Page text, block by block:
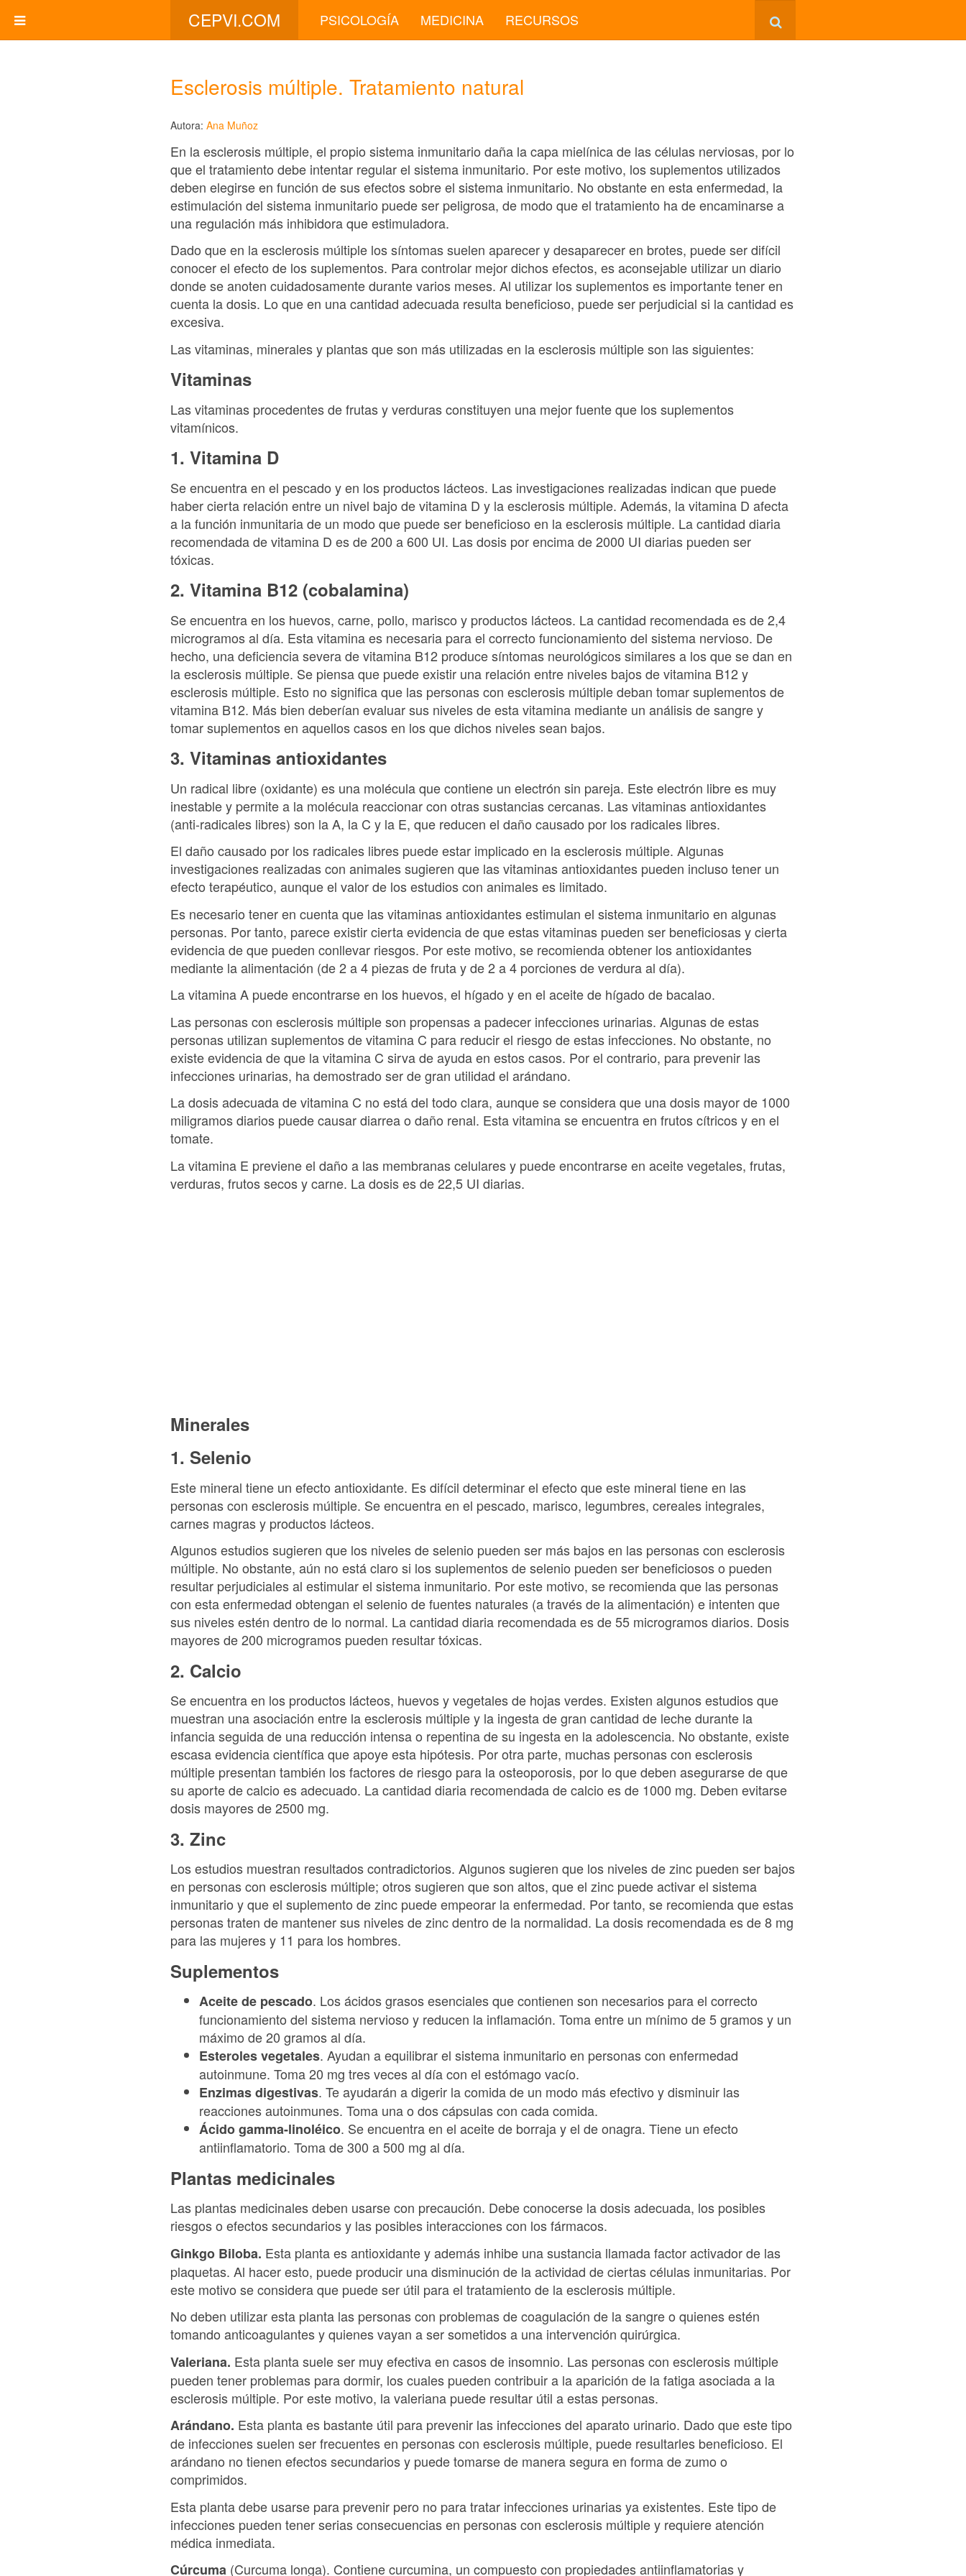
CEPVI.COM PSICOLOGÍA MEDICINA RECURSOS
Esclerosis múltiple. Tratamiento natural
Autora: Ana Muñoz
En la esclerosis múltiple, el propio sistema inmunitario daña la capa mielínica de las células nerviosas, por lo
que el tratamiento debe intentar regular el sistema inmunitario. Por este motivo, los suplementos utilizados
deben elegirse en función de sus efectos sobre el sistema inmunitario. No obstante en esta enfermedad, la
estimulación del sistema inmunitario puede ser peligrosa, de modo que el tratamiento ha de encaminarse a
una regulación más inhibidora que estimuladora.
Dado que en la esclerosis múltiple los síntomas suelen aparecer y desaparecer en brotes, puede ser difícil
conocer el efecto de los suplementos. Para controlar mejor dichos efectos, es aconsejable utilizar un diario
donde se anoten cuidadosamente durante varios meses. Al utilizar los suplementos es importante tener en
cuenta la dosis. Lo que en una cantidad adecuada resulta beneficioso, puede ser perjudicial si la cantidad es
excesiva.
Las vitaminas, minerales y plantas que son más utilizadas en la esclerosis múltiple son las siguientes:
Vitaminas
Las vitaminas procedentes de frutas y verduras constituyen una mejor fuente que los suplementos
vitamínicos.
1. Vitamina D
Se encuentra en el pescado y en los productos lácteos. Las investigaciones realizadas indican que puede
haber cierta relación entre un nivel bajo de vitamina D y la esclerosis múltiple. Además, la vitamina D afecta
a la función inmunitaria de un modo que puede ser beneficioso en la esclerosis múltiple. La cantidad diaria
recomendada de vitamina D es de 200 a 600 UI. Las dosis por encima de 2000 UI diarias pueden ser
tóxicas.
2. Vitamina B12 (cobalamina)
Se encuentra en los huevos, carne, pollo, marisco y productos lácteos. La cantidad recomendada es de 2,4
microgramos al día. Esta vitamina es necesaria para el correcto funcionamiento del sistema nervioso. De
hecho, una deficiencia severa de vitamina B12 produce síntomas neurológicos similares a los que se dan en
la esclerosis múltiple. Se piensa que puede existir una relación entre niveles bajos de vitamina B12 y
esclerosis múltiple. Esto no significa que las personas con esclerosis múltiple deban tomar suplementos de
vitamina B12. Más bien deberían evaluar sus niveles de esta vitamina mediante un análisis de sangre y
tomar suplementos en aquellos casos en los que dichos niveles sean bajos.
3. Vitaminas antioxidantes
Un radical libre (oxidante) es una molécula que contiene un electrón sin pareja. Este electrón libre es muy
inestable y permite a la molécula reaccionar con otras sustancias cercanas. Las vitaminas antioxidantes
(anti-radicales libres) son la A, la C y la E, que reducen el daño causado por los radicales libres.
El daño causado por los radicales libres puede estar implicado en la esclerosis múltiple. Algunas
investigaciones realizadas con animales sugieren que las vitaminas antioxidantes pueden incluso tener un
efecto terapéutico, aunque el valor de los estudios con animales es limitado.
Es necesario tener en cuenta que las vitaminas antioxidantes estimulan el sistema inmunitario en algunas
personas. Por tanto, parece existir cierta evidencia de que estas vitaminas pueden ser beneficiosas y cierta
evidencia de que pueden conllevar riesgos. Por este motivo, se recomienda obtener los antioxidantes
mediante la alimentación (de 2 a 4 piezas de fruta y de 2 a 4 porciones de verdura al día).
La vitamina A puede encontrarse en los huevos, el hígado y en el aceite de hígado de bacalao.
Las personas con esclerosis múltiple son propensas a padecer infecciones urinarias. Algunas de estas
personas utilizan suplementos de vitamina C para reducir el riesgo de estas infecciones. No obstante, no
existe evidencia de que la vitamina C sirva de ayuda en estos casos. Por el contrario, para prevenir las
infecciones urinarias, ha demostrado ser de gran utilidad el arándano.
La dosis adecuada de vitamina C no está del todo clara, aunque se considera que una dosis mayor de 1000
miligramos diarios puede causar diarrea o daño renal. Esta vitamina se encuentra en frutos cítricos y en el
tomate.
La vitamina E previene el daño a las membranas celulares y puede encontrarse en aceite vegetales, frutas,
verduras, frutos secos y carne. La dosis es de 22,5 UI diarias.
Minerales
1. Selenio
Este mineral tiene un efecto antioxidante. Es difícil determinar el efecto que este mineral tiene en las
personas con esclerosis múltiple. Se encuentra en el pescado, marisco, legumbres, cereales integrales,
carnes magras y productos lácteos.
Algunos estudios sugieren que los niveles de selenio pueden ser más bajos en las personas con esclerosis
múltiple. No obstante, aún no está claro si los suplementos de selenio pueden ser beneficiosos o pueden
resultar perjudiciales al estimular el sistema inmunitario. Por este motivo, se recomienda que las personas
con esta enfermedad obtengan el selenio de fuentes naturales (a través de la alimentación) e intenten que
sus niveles estén dentro de lo normal. La cantidad diaria recomendada es de 55 microgramos diarios. Dosis
mayores de 200 microgramos pueden resultar tóxicas.
2. Calcio
Se encuentra en los productos lácteos, huevos y vegetales de hojas verdes. Existen algunos estudios que
muestran una asociación entre la esclerosis múltiple y la ingesta de gran cantidad de leche durante la
infancia seguida de una reducción intensa o repentina de su ingesta en la adolescencia. No obstante, existe
escasa evidencia científica que apoye esta hipótesis. Por otra parte, muchas personas con esclerosis
múltiple presentan también los factores de riesgo para la osteoporosis, por lo que deben asegurarse de que
su aporte de calcio es adecuado. La cantidad diaria recomendada de calcio es de 1000 mg. Deben evitarse
dosis mayores de 2500 mg.
3. Zinc
Los estudios muestran resultados contradictorios. Algunos sugieren que los niveles de zinc pueden ser bajos
en personas con esclerosis múltiple; otros sugieren que son altos, que el zinc puede activar el sistema
inmunitario y que el suplemento de zinc puede empeorar la enfermedad. Por tanto, se recomienda que estas
personas traten de mantener sus niveles de zinc dentro de la normalidad. La dosis recomendada es de 8 mg
para las mujeres y 11 para los hombres.
Suplementos
Aceite de pescado. Los ácidos grasos esenciales que contienen son necesarios para el correcto
funcionamiento del sistema nervioso y reducen la inflamación. Toma entre un mínimo de 5 gramos y un
máximo de 20 gramos al día.
Esteroles vegetales. Ayudan a equilibrar el sistema inmunitario en personas con enfermedad
autoinmune. Toma 20 mg tres veces al día con el estómago vacío.
Enzimas digestivas. Te ayudarán a digerir la comida de un modo más efectivo y disminuir las
reacciones autoinmunes. Toma una o dos cápsulas con cada comida.
Ácido gamma-linoléico. Se encuentra en el aceite de borraja y el de onagra. Tiene un efecto
antiinflamatorio. Toma de 300 a 500 mg al día.
Plantas medicinales
Las plantas medicinales deben usarse con precaución. Debe conocerse la dosis adecuada, los posibles
riesgos o efectos secundarios y las posibles interacciones con los fármacos.
Ginkgo Biloba. Esta planta es antioxidante y además inhibe una sustancia llamada factor activador de las
plaquetas. Al hacer esto, puede producir una disminución de la actividad de ciertas células inmunitarias. Por
este motivo se considera que puede ser útil para el tratamiento de la esclerosis múltiple.
No deben utilizar esta planta las personas con problemas de coagulación de la sangre o quienes estén
tomando anticoagulantes y quienes vayan a ser sometidos a una intervención quirúrgica.
Valeriana. Esta planta suele ser muy efectiva en casos de insomnio. Las personas con esclerosis múltiple
pueden tener problemas para dormir, los cuales pueden contribuir a la aparición de la fatiga asociada a la
esclerosis múltiple. Por este motivo, la valeriana puede resultar útil a estas personas.
Arándano. Esta planta es bastante útil para prevenir las infecciones del aparato urinario. Dado que este tipo
de infecciones suelen ser frecuentes en personas con esclerosis múltiple, puede resultarles beneficioso. El
arándano no tienen efectos secundarios y puede tomarse de manera segura en forma de zumo o
comprimidos.
Esta planta debe usarse para prevenir pero no para tratar infecciones urinarias ya existentes. Este tipo de
infecciones pueden tener serias consecuencias en personas con esclerosis múltiple y requiere atención
médica inmediata.
Cúrcuma (Curcuma longa). Contiene curcumina, un compuesto con propiedades antiinflamatorias y